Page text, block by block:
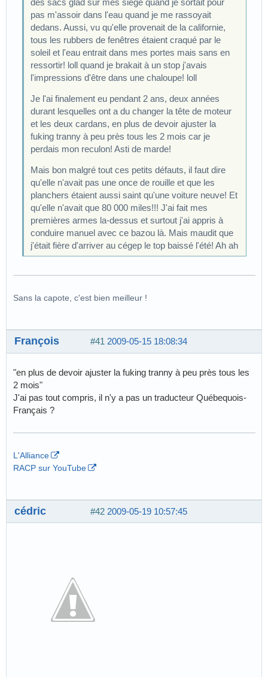
des sacs glad sur mes siège quand je sortait pour
pas m'assoir dans l'eau quand je me rassoyait
dedans. Aussi, vu qu'elle provenait de la californie,
tous les rubbers de fenêtres étaient craqué par le
soleil et l'eau entrait dans mes portes mais sans en
ressortir! loll quand je brakait à un stop j'avais
l'impressions d'être dans une chaloupe! loll
Je l'ai finalement eu pendant 2 ans, deux années
durant lesquelles ont a du changer la tête de moteur
et les deux cardans, en plus de devoir ajuster la
fuking tranny à peu près tous les 2 mois car je
perdais mon reculon! Asti de marde!
Mais bon malgré tout ces petits défauts, il faut dire
qu'elle n'avait pas une once de rouille et que les
planchers étaient aussi saint qu'une voiture neuve! Et
qu'elle n'avait que 80 000 miles!!! J'ai fait mes
premières armes la-dessus et surtout j'ai appris à
conduire manuel avec ce bazou là. Mais maudit que
j'était fière d'arriver au cégep le top baissé l'été! Ah ah
Sans la capote, c'est bien meilleur !
#41 2009-05-15 18:08:34
François
"en plus de devoir ajuster la fuking tranny à peu près tous les
2 mois"
J'ai pas tout compris, il n'y a pas un traducteur Québequois-
Français ?
L'Alliance
RACP sur YouTube
#42 2009-05-19 10:57:45
cédric